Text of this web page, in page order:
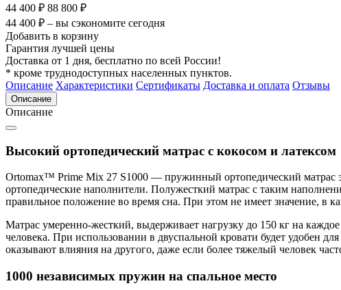
44 400 ₽ 88 800 ₽
44 400 ₽ – вы сэкономите сегодня
Добавить в корзину
Гарантия лучшей цены
Доставка от 1 дня, бесплатно по всей России!
* кроме труднодоступных населенных пунктов.
Описание Характеристики Сертификаты Доставка и оплата Отзывы
Описание
Описание
Высокий ортопедический матрас с кокосом и латексом
Ortomax™ Prime Mix 27 S1000 — пружинный ортопедический матрас
ортопедические наполнители. Полужесткий матрас с таким
правильное положение во время сна. При этом не имеет значение, в
Матрас умеренно-жесткий, выдерживает нагрузку до 150 кг на
человека. При использовании в двуспальной кровати будет удобен
оказывают влияния на другого, даже если более тяжелый человек
1000 независимых пружин на спальное место